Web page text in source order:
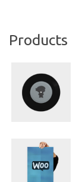
Product